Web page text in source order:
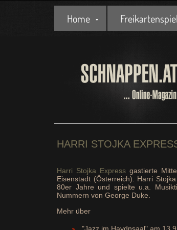
Home
HARRI STOJKA
Harri Stojka Express gastierte
Eisenstadt (Österreich). Harri
80er Jahre und spielte u.a.
Nummern von George Duke.
Mehr über